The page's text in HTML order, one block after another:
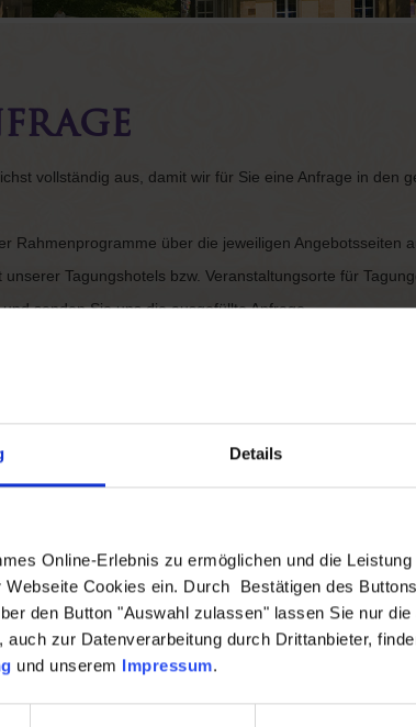
Details
Online-Erlebnis zu ermöglichen und die
Webseite Cookies ein. Durch Bestätigen des
den Button "Auswahl zulassen" lassen Sie nur
auch zur Datenverarbeitung durch Drittanbieter,
und unserem Impressum.
vollständig aus, damit wir für Sie eine Anfrage in den
Rahmenprogramme über die jeweiligen Angebotsseiten
Tagungshotels bzw. Veranstaltungsorte für
senden Sie uns die ausgefüllte Anfrage.
haben, unterbreiten wir Ihnen gerne ein
für folgende Objekte:
Auswahl erweitern
Anrede*
Vorname*: